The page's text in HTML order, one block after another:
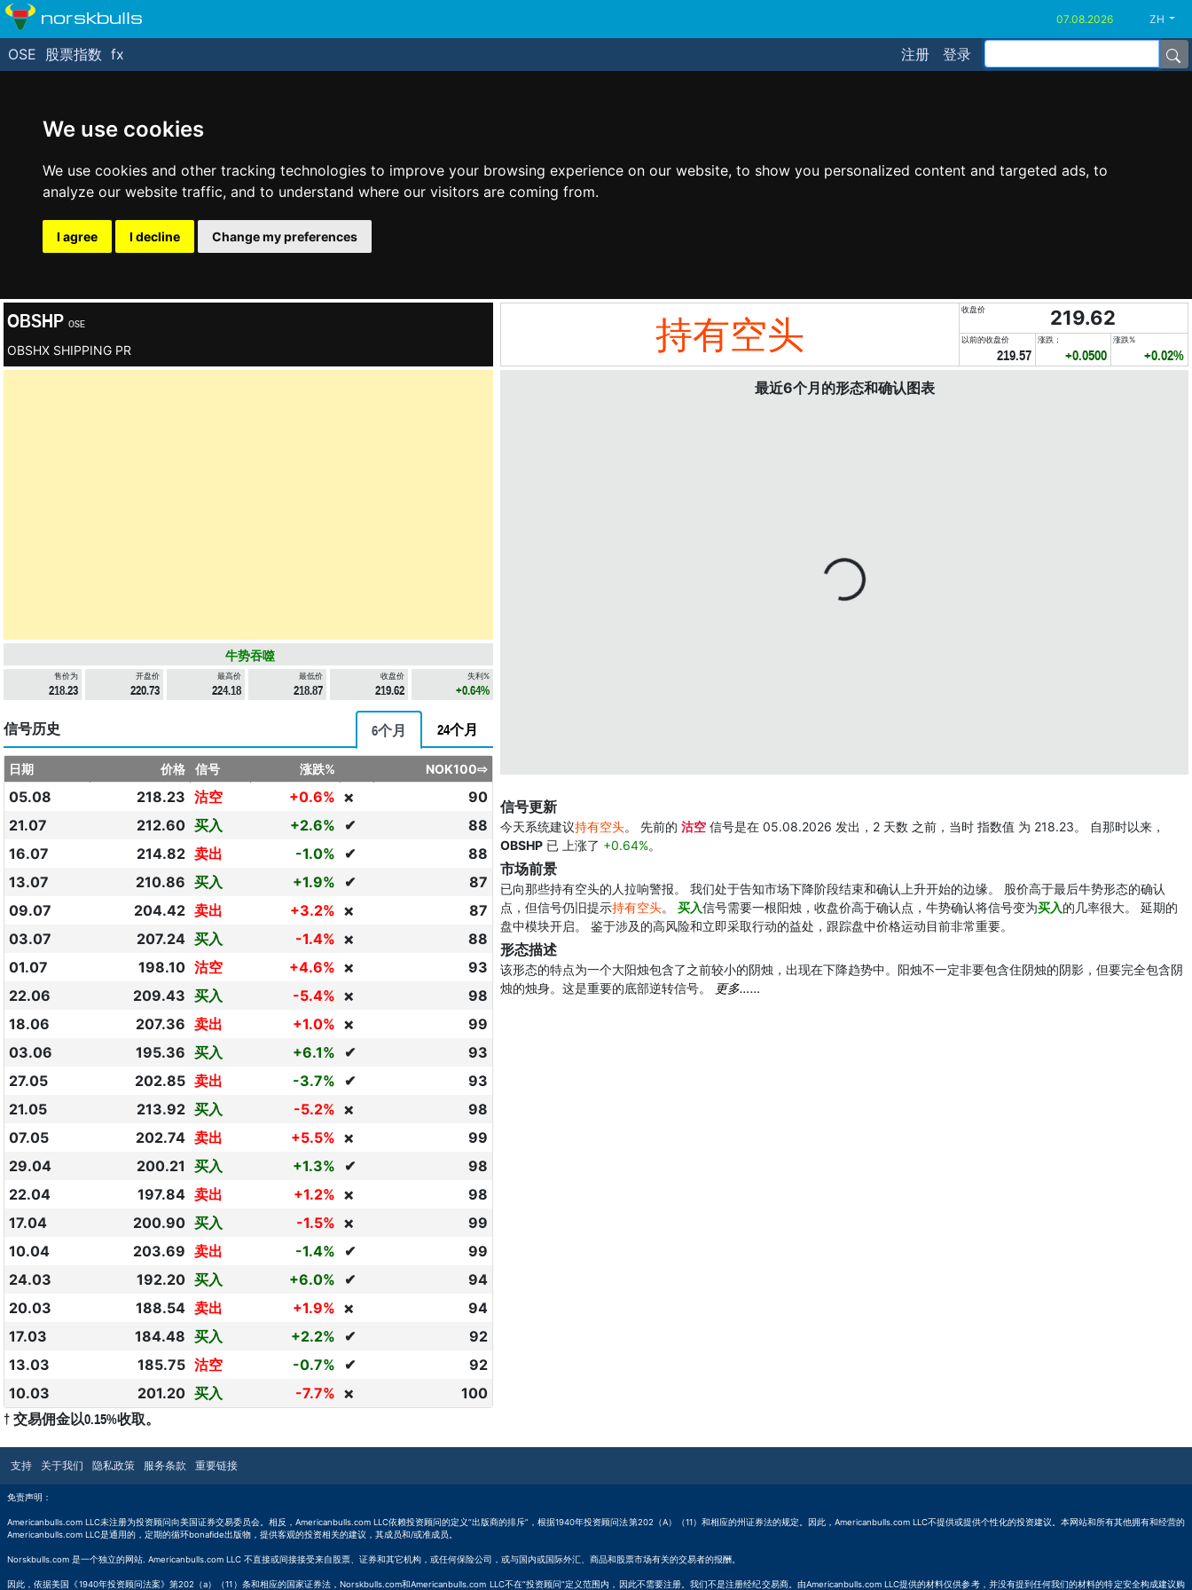
We use cookies
We use cookies and other tracking technologies to improve your browsing experience on our website, to show you personalized content and targeted ads, to
analyze our website traffic, and to understand where our visitors are coming from.
I agree I decline Change my preferences
norskbulls ZH
注册 登录
OSE 股票指数 fx
OBSHP OSE
OBSHX SHIPPING PR 持有空头
收盘价 219.62
以前的收盘价
219.57
涨跌：
+0.0500
涨跌%
+0.02%
牛势吞噬
售价为
218.23
开盘价
220.73
最高价
224.18
最低价
218.87
收盘价
219.62
失利%
+0.64%
信号历史 6个月 24个月
日期 价格 信号 涨跌% NOK100⇨
05.08 218.23 沽空 +0.6% ❌
90
21.07
212.60 买入 +2.6% ✔
88
16.07
214.82 卖出 -1.0% ✔
88
13.07
210.86 买入 +1.9% ✔
87
09.07
204.42 卖出 +3.2% ❌
87
03.07
207.24 买入 -1.4% ❌
88
01.07
198.10 沽空 +4.6% ❌
93
22.06
209.43 买入 -5.4% ❌
98
18.06
207.36 卖出 +1.0% ❌
99
03.06
195.36 买入 +6.1% ✔
93
27.05
202.85 卖出 -3.7% ✔
93
21.05
213.92 买入 -5.2% ❌
98
07.05
202.74 卖出 +5.5% ❌
99
29.04
200.21 买入 +1.3% ✔
98
22.04
197.84 卖出 +1.2% ❌
98
17.04
200.90 买入 -1.5% ❌
99
10.04
203.69 卖出 -1.4% ✔
99
24.03
192.20 买入 +6.0% ✔
94
20.03
188.54 卖出 +1.9% ❌
94
17.03
184.48 买入 +2.2% ✔
92
13.03
185.75 沽空 -0.7% ✔
92
10.03
201.20 买入 -7.7% ❌ 100
† 交易佣金以0.15%收取。
最近6个月的形态和确认图表
信号更新
今天系统建议持有空头。 先前的 沽空 信号是在 05.08.2026 发出，2 天数 之前，当时 指数值 为 218.23。 自那时以来，
OBSHP 已 上涨了 +0.64%。
市场前景
已向那些持有空头的人拉响警报。 我们处于告知市场下降阶段结束和确认上升开始的边缘。 股价高于最后牛势形态的确认
点，但信号仍旧提示持有空头。 买入信号需要一根阳烛，收盘价高于确认点，牛势确认将信号变为买入的几率很大。 延期的
盘中模块开启。 鉴于涉及的高风险和立即采取行动的益处，跟踪盘中价格运动目前非常重要。
形态描述
该形态的特点为一个大阳烛包含了之前较小的阴烛，出现在下降趋势中。阳烛不一定非要包含住阴烛的阴影，但要完全包含阴
烛的烛身。这是重要的底部逆转信号。
更多……
支持 关于我们 隐私政策 服务条款 重要链接
免责声明：
Americanbulls.com LLC未注册为投资顾问向美国证券交易委员会。相反，Americanbulls.com LLC依赖投资顾问的定义“出版商的排斥”，根据1940年投资顾问法第202（A）（11）和相应的州证券法的规定。因此，Americanbulls.com LLC不提供或提供个性化的投资建议。本网站和所有其他拥有和经营的
Americanbulls.com LLC是通用的，定期的循环bonafide出版物，提供客观的投资相关的建议，其成员和/或准成员。
Norskbulls.com 是一个独立的网站. Americanbulls.com LLC 不直接或间接接受来自股票、证券和其它机构，或任何保险公司，或与国内或国际外汇、商品和股票市场有关的交易者的报酬。
因此，依据美国《1940年投资顾问法案》第202（a）（11）条和相应的国家证券法，Norskbulls.com和Americanbulls.com LLC不在“投资顾问”定义范围内，因此不需要注册。我们不是注册经纪交易商。由Americanbulls.com LLC提供的材料仅供参考，并没有提到任何我们的材料的特定安全构成建议购